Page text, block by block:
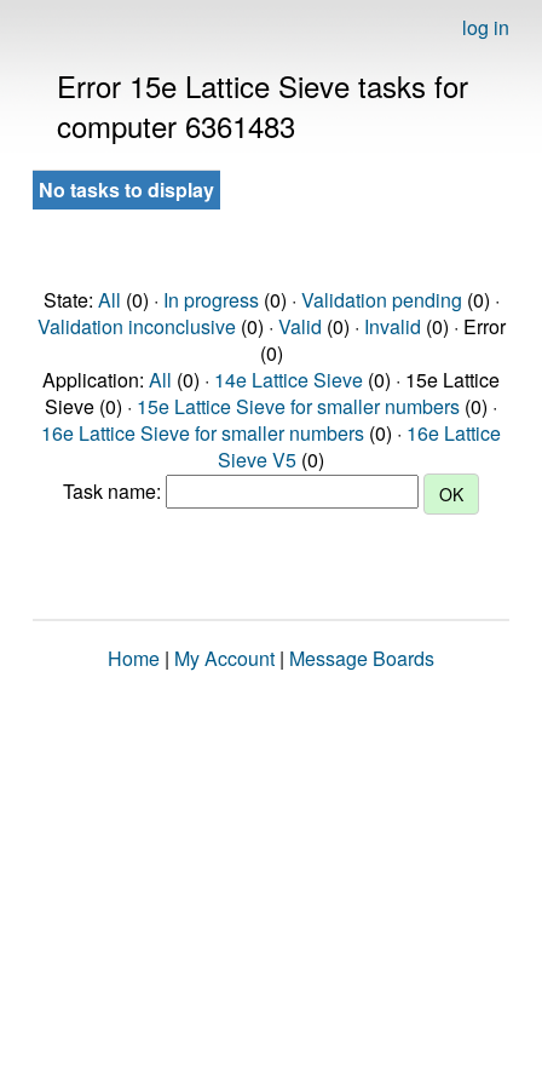
log in
Error 15e Lattice Sieve tasks for
computer 6361483
No tasks to display
State: All (0) · In progress(0) · Validation pending (0) ·
Validation inconclusive(0) · Valid (0) · Invalid (0) · Error
(0)
Application: All (0) · 14e Lattice Sieve (0) · 15e Lattice
Sieve (0) · 15e Lattice Sieve for smaller numbers (0) ·
16e Lattice Sieve for smaller numbers (0) · 16e Lattice
Sieve V5 (0)
Task name:
Home | My Account | Message Boards